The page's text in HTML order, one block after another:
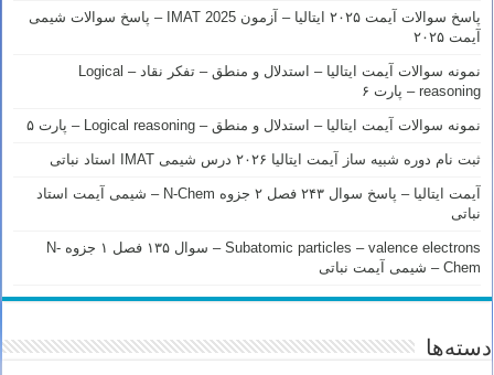
پاسخ سوالات آیمت ۲۰۲۵ ایتالیا – آزمون IMAT 2025 – پاسخ سوالات شیمی
آیمت ۲۰۲۵
نمونه سوالات آیمت ایتالیا – استدلال و منطق – تفکر نقاد – Logical
reasoning – پارت ۶
نمونه سوالات آیمت ایتالیا – استدلال و منطق – Logical reasoning – پارت ۵
ثبت نام دوره شبیه ساز آیمت ایتالیا ۲۰۲۶ درس شیمی IMAT استاد نباتی
آیمت ایتالیا – پاسخ سوال ۲۴۳ فصل ۲ جزوه N-Chem – شیمی آیمت استاد
نباتی
Subatomic particles – valence electrons – سوال ۱۳۵ فصل ۱ جزوه N-
Chem – شیمی آیمت نباتی
دسته‌ها